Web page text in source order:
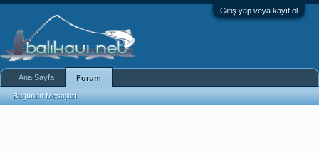
Giriş yap veya kayıt ol
Ana Sayfa Forum
Bugünün Mesajları